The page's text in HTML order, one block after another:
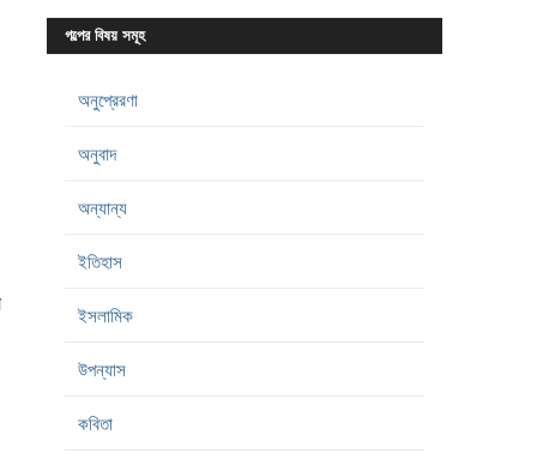
গল্পের বিষয় সমূহ
অনুপ্রেরণা
অনুবাদ
অন্যান্য
ইতিহাস
ইসলামিক
উপন্যাস
কবিতা